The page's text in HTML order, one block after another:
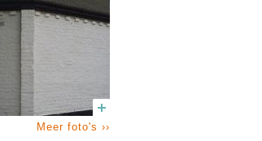
Meer foto's ››